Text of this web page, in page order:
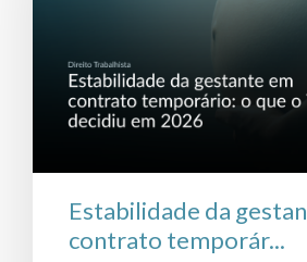
Estabilidade da
contrato temporár...